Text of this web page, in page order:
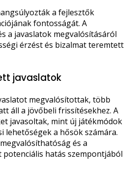
a fejlesztők
fontosságát. A
a javaslatok megvalósításáról
érzést és bizalmat teremtett
javaslatok
megvalósítottak, több
áll a jövőbeli frissítésekhez. A
javasoltak, mint új játékmódok
lehetőségek a hősök számára.
és a
hatás szempontjából